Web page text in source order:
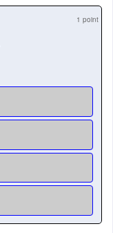
1 point